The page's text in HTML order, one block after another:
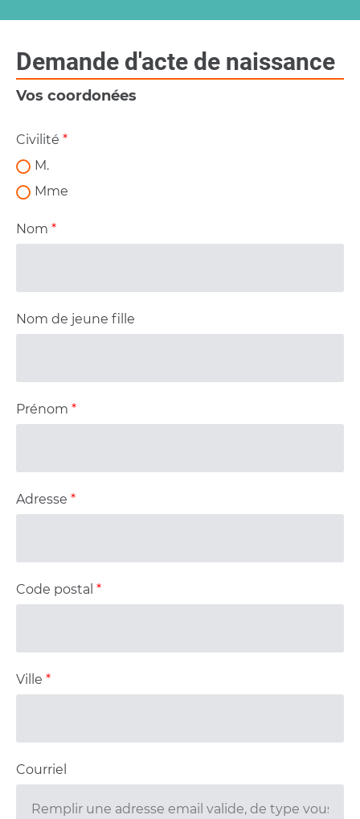
Demande d'acte de naissance
Vos coordonées
Civilité *
M.
Mme
Nom *
Nom de jeune fille
Prénom *
Adresse *
Code postal *
Ville *
Courriel